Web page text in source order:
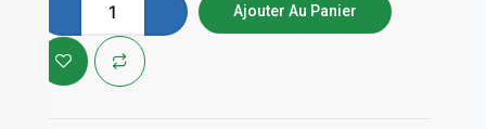
Ajouter Au Panier